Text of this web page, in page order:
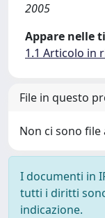
2005
Appare nelle
1.1 Articolo in
File in questo
Non ci sono
I documenti in
tutti i diritti
indicazione.